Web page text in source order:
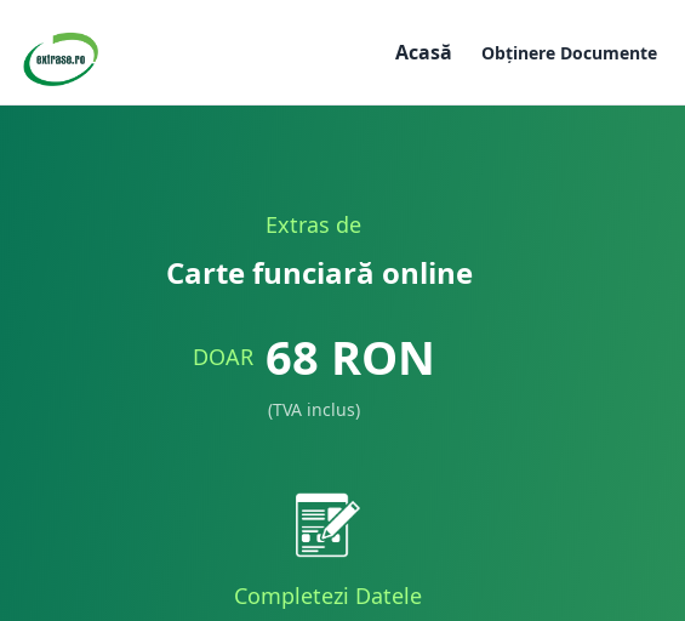
Acasă Obținere Documente
Extras de
Carte funciară online
DOAR 68 RON
(TVA inclus)
Completezi Datele